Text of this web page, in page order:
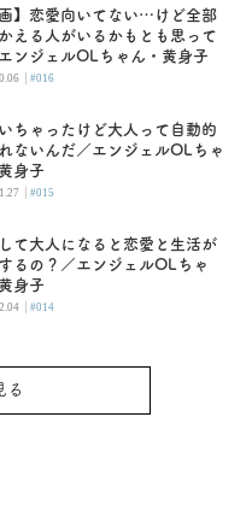
画】恋愛向いてない…けど全部
える人がいるかもとも思って
ンジェルOLちゃん・黄身子
|#016
ちゃったけど大人って自動的
ないんだ／エンジェルOLちゃ
身子
|#015
て大人になると恋愛と生活が
るの？／エンジェルOLちゃ
身子
|#014
る